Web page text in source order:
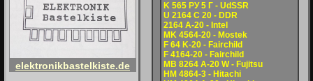
elektronikbastelkiste.de
K 565 PУ 5 Г - UdSSR
U 2164 C 20 - DDR
2164 A-20 - Intel
MK 4564-20 - Mostek
F 64 K-20 - Fairchild
F 4164-20 - Fairchild
MB 8264 A-20 W - Fujitsu
HM 4864-3 - Hitachi